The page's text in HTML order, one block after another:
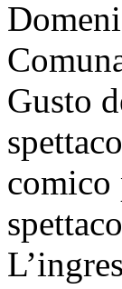
Gusto
comico